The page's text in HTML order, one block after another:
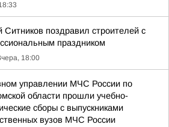
Ситников поздравил строителей с
праздником
18:00
управлении МЧС России по
области прошли учебно-
сборы с выпускниками
вузов МЧС России